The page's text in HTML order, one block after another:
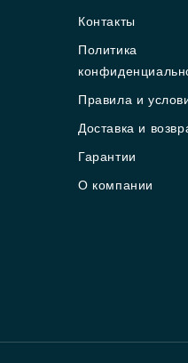
Контакты
Политика
Правила и
Доставка и
Гарантии
О компании